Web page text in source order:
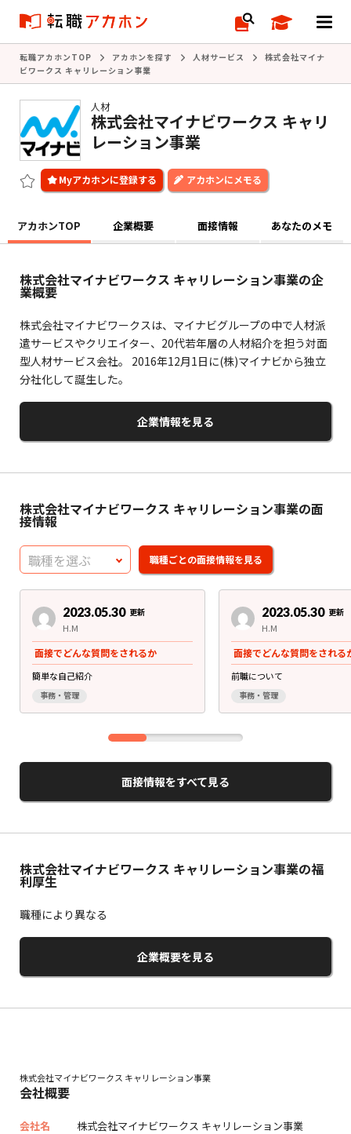
転職アカホンTOP アカホンを探す 人材サービス
株式会社マイナ
ビワークス キャリレーション事業
人材
株式会社マイナビワークス キャリ
レーション事業
アカホンにメモる
アカホンTOP 企業概要 面接情報 あなたのメモ
株式会社マイナビワークス キャリレーション事業の企
業概要
株式会社マイナビワークスは、マイナビグループの中で人材派
遣サービスやクリエイター、20代若年層の人材紹介を担う対面
型人材サービス会社。 2016年12月1日に(株)マイナビから独立
分社化して誕生した。
企業情報を見る
株式会社マイナビワークス キャリレーション事業の面
接情報
2023.05.30 更新
H.M
面接でどんな質問をされるか
簡単な自己紹介
事務・管理
2023.05.30 更新
H.M
面接でどんな質問をされる
前職について
事務・管理
面接情報をすべて見る
株式会社マイナビワークス キャリレーション事業の福
利厚生
職種により異なる
企業概要を見る
株式会社マイナビワークス キャリレーション事業
会社概要
会社名
株式会社マイナビワークス キャリレーション事業